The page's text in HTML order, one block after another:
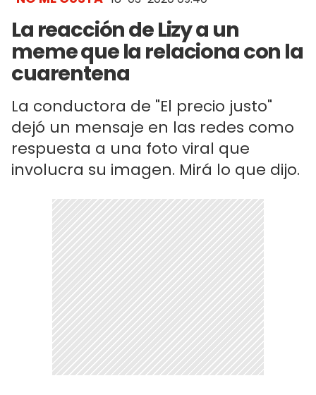
La reacción de Lizy a un
meme que la relaciona con la
cuarentena
La conductora de "El precio justo"
dejó un mensaje en las redes como
respuesta a una foto viral que
involucra su imagen. Mirá lo que dijo.